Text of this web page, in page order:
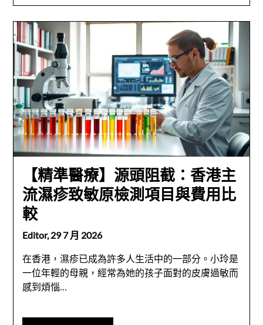
【精準醫療】源頭阻截：香港主
流濕疹致敏原檢測項目與費用比
較
Editor, 29 7 月 2026
在香港，濕疹已成為許多人生活中的一部分。小玲是
一位年輕的母親，經常為她的孩子面對的皮膚過敏而
感到煩惱…